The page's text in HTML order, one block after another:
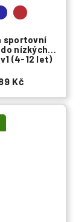
sportovní
nízkých
(4-12 let)
Kč